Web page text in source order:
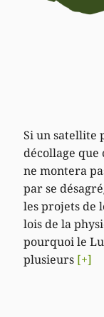
Si un satellite
décollage
ne montera
par se
les projets de
lois de la
pourquoi le
plusieurs [+]